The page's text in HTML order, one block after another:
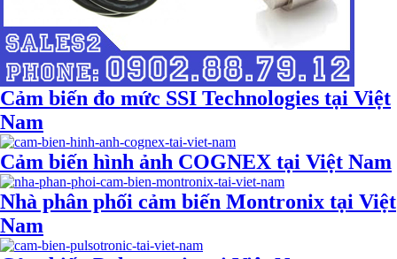
Cảm biến đo mức SSI Technologies tại Việt
Nam
Cảm biến hình ảnh COGNEX tại Việt Nam
Nhà phân phối cảm biến Montronix tại Việt
Nam